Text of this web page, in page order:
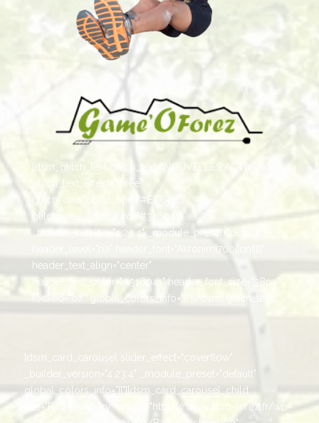
[dsm_glitch_text glitch_text="NOUVELLES ACTIVITéS"
glitch_text_effect="three"
glitch_one_color_one="#EC671C"
glitch_one_color_two="#316041"
_builder_version="4.23.4" _module_preset="default"
header_level="h2" header_font="Akronim|700||on|||||"
header_text_align="center"
header_text_color="#316041" header_font_size="38px"
locked="off" global_colors_info="{}"][/dsm_glitch_text]
[dsm_card_carousel slider_effect="coverflow"
_builder_version="4.23.4" _module_preset="default"
global_colors_info="{}"][dsm_card_carousel_child
title="Battle archery" image="https://www.acro-forez.fr/wp-